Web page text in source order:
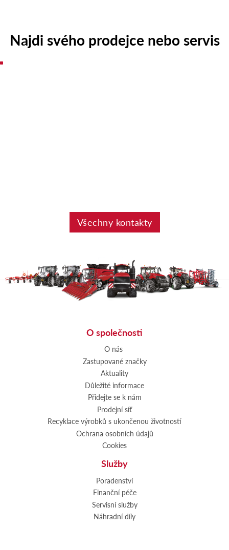
Najdi svého prodejce nebo servis
Všechny kontakty
O společnosti
O nás
Zastupované značky
Aktuality
Důležité informace
Přidejte se k nám
Prodejní síť
Recyklace výrobků s ukončenou životností
Ochrana osobních údajů
Cookies
Služby
Poradenství
Finanční péče
Servisní služby
Náhradní díly